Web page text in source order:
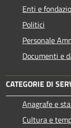
Enti e
Politici
Personale
Documenti e
CATEGORIE DI
Anagrafe e
Cultura e